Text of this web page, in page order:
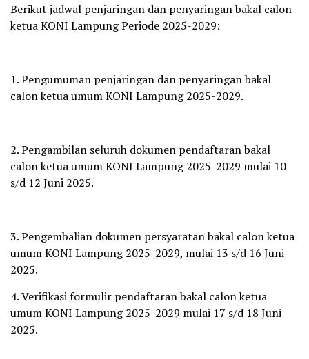
Berikut jadwal penjaringan dan penyaringan bakal calon
ketua KONI Lampung Periode 2025-2029:
1. Pengumuman penjaringan dan penyaringan bakal
calon ketua umum KONI Lampung 2025-2029.
2. Pengambilan seluruh dokumen pendaftaran bakal
calon ketua umum KONI Lampung 2025-2029 mulai 10
s/d 12 Juni 2025.
3. Pengembalian dokumen persyaratan bakal calon ketua
umum KONI Lampung 2025-2029, mulai 13 s/d 16 Juni
2025.
4. Verifikasi formulir pendaftaran bakal calon ketua
umum KONI Lampung 2025-2029 mulai 17 s/d 18 Juni
2025.